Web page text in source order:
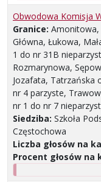
Obwodowa Komisja
Granice: Amonitowa,
Główna, Łukowa,
1 do nr 31B
Rozmarynowa,
Jozafata, Tatrzańska
nr 4 parzyste,
nr 1 do nr 7
Siedziba: Szkoła
Częstochowa
Liczba głosów na
Procent głosów na